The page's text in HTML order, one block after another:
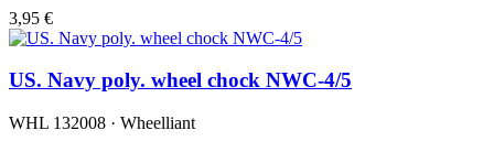
3,95 €
US. Navy poly. wheel chock NWC-4/5
WHL 132008 · Wheelliant